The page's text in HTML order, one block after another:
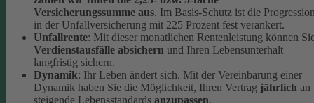
Versicherungssumme aus. Im Basis-Schutz ist die
in der Unfallversicherung mit 225 Prozent fest verankert.
Unfallrente: Mit dieser monatlichen Rentenleistung können
Verdienstausfälle absichern und Ihren Lebensunterhalt
langfristig sichern.
Dynamik: Ihr Leben ändert sich. Mit der Vereinbarung einer
Dynamik haben Sie die Möglichkeit, Ihren Vertrag jährlich an
steigende Lebensstandards anzupassen.